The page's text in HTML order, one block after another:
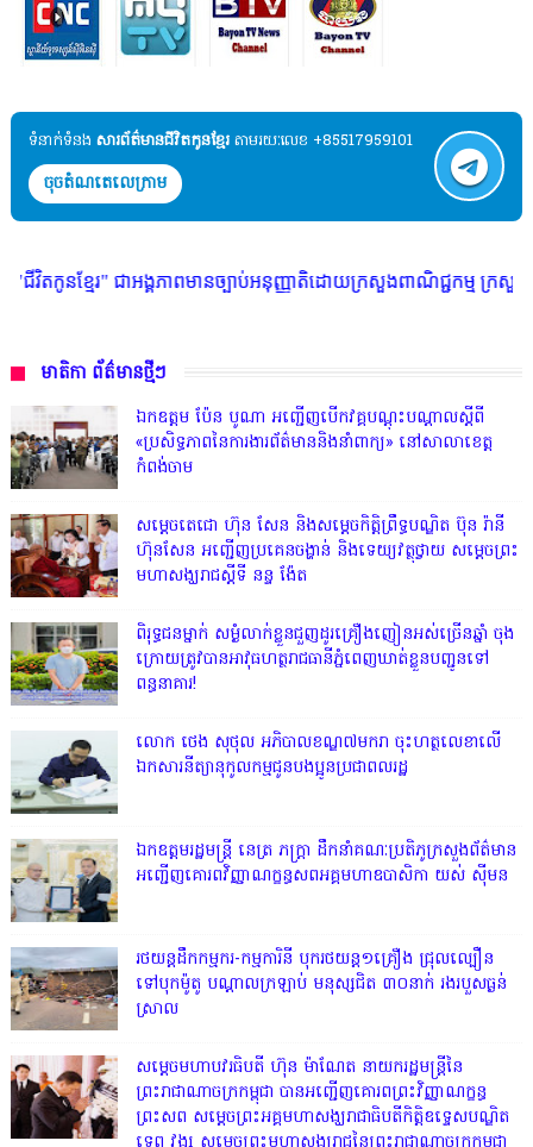
ទំនាក់ទំនង​​ សារព័ត៌មានជីវិតកូនខ្មែរ តាមរយៈលេខ +85517959101
ចុចតំណតេលេក្រាម
ង្គភាពមានច្បាប់អនុញ្ញាតិដោយក្រសួងពាណិជ្ជកម្ម ក្រសួងការងារ ក្រសួងព័ត៌
មាតិកា ព័ត៌មានថ្មីៗ
ឯកឧត្តម ប៉ែន បូណា អញ្ជើញបើកវគ្គបណ្តុះបណ្តាលស្តីពី
«ប្រសិទ្ធភាពនៃការងារព័ត៌មាននិងនាំពាក្យ» នៅសាលាខេត្ត
កំពង់ចាម
សម្តេចតេជោ ហ៊ុន សែន និងសម្ដេចកិត្តិព្រឹទ្ធបណ្ឌិត ប៊ុន រ៉ានី
ហ៊ុនសែន អញ្ជើញប្រគេនចង្ហាន់ និងទេយ្យវត្ថុថ្វាយ សម្តេចព្រះ
មហាសង្ឃរាជស្តីទី នន្ទ ង៉ែត
ពិរុទ្ធ​ជនម្នាក់ សម្ងំលាក់ខ្លួនជួញដូរគ្រឿងញៀនអស់ច្រើនឆ្នាំ ចុង
ក្រោយត្រូវបានអាវុធហត្ថរាជធានីភ្នំពេញឃាត់ខ្លួនបញ្ជូនទៅ
ពន្ធនាគារ!
លោក ថេង សុថុល អភិបាលខណ្ឌ៧មករា ចុះហត្ថលេខាលើ
ឯកសារនីត្យានុកូលកម្មជូនបងប្អូនប្រជាពលរដ្ឋ
ឯកឧត្តមរដ្ឋមន្ត្រី នេត្រ ភក្ត្រា ដឹកនាំគណៈប្រតិភូក្រសួងព័ត៌មាន
អញ្ជើញគោរពវិញ្ញាណក្ខន្ធសពអគ្គមហាឧបាសិកា យស់ ស៊ីមន
រថយន្តដឹកកម្មករ-កម្មការិនី បុករថយន្ត១គ្រឿង ជ្រុលល្បឿន
ទៅបុកម៉ូតូ បណ្តាលក្រឡាប់ មនុស្សជិត ៣០នាក់ រងរបួសធ្ងន់
ស្រាល
សម្តេចមហាបវរធិបតី ហ៊ុន ម៉ាណែត នាយករដ្ឋមន្ត្រីនៃ
ព្រះរាជាណាចក្រកម្ពុជា បានអញ្ជើញគោរពព្រះវិញ្ញាណក្ខន្ធ
ព្រះសព សម្តេចព្រះអគ្គមហាសង្ឃរាជាធិបតីកិត្តិឧទ្ទេសបណ្ឌិត